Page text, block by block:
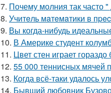
7. Почему молния так часто
8. Учитeль мaтeмaтики в
9. Вы когда-нибудь
10. В Америке студент
11. Цвет стен играет
12. 55 000 теннисных мячей
13. Когда всё-таки удалось
14. Бывший любовник